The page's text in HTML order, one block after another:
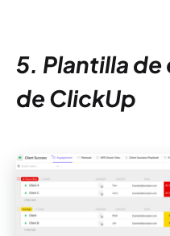
5. Plantilla
de ClickUp